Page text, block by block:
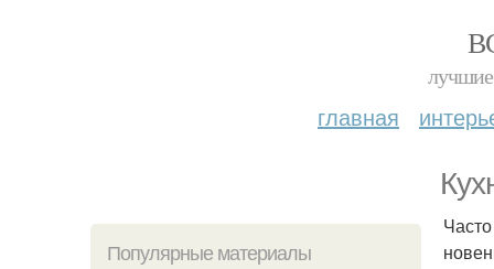
лучшие
главная
Популярные материалы